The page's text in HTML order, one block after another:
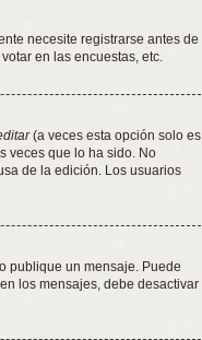
necesite registrarse antes de
en las encuestas, etc.
(a veces esta opción solo es
veces que lo ha sido. No
de la edición. Los usuarios
publique un mensaje. Puede
los mensajes, debe desactivar